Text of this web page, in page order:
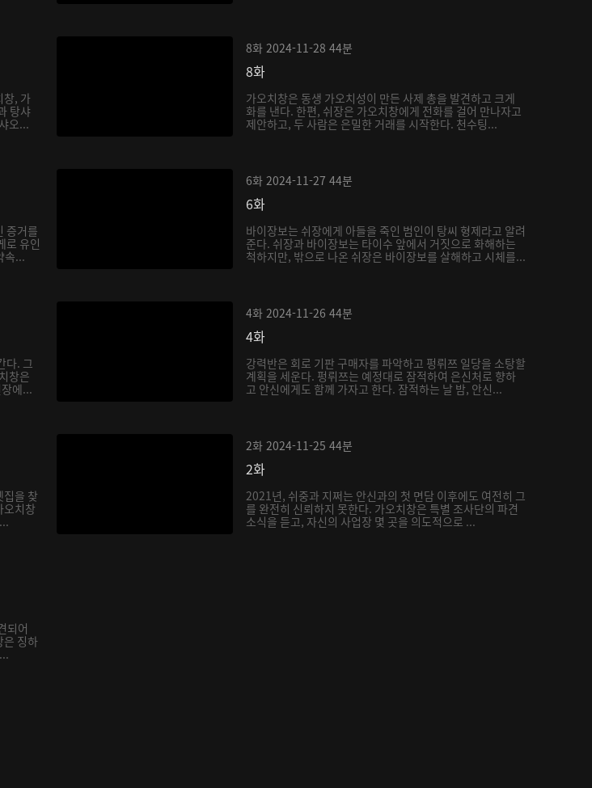
창, 가
탕샤
오...
8화 2024-11-28 44분
8화
가오치창은 동생 가오치성이 만든 사제 총을 발견하고 크게
화를 낸다. 한편, 쉬장은 가오치창에게 전화를 걸어 만나자고
제안하고, 두 사람은 은밀한 거래를 시작한다. 천수팅...
증거를
로 유인
속...
6화 2024-11-27 44분
6화
바이장보는 쉬장에게 아들을 죽인 범인이 탕씨 형제라고 알려
준다. 쉬장과 바이장보는 타이수 앞에서 거짓으로 화해하는
척하지만, 밖으로 나온 쉬장은 바이장보를 살해하고 시체를...
다. 그
창은
에...
4화 2024-11-26 44분
4화
강력반은 회로 기판 구매자를 파악하고 펑뤼쯔 일당을 소탕할
계획을 세운다. 펑뤼쯔는 예정대로 잠적하여 은신처로 향하
고 안신에게도 함께 가자고 한다. 잠적하는 날 밤, 안신...
집을 찾
오치창
2화 2024-11-25 44분
2화
2021년, 쉬중과 지쩌는 안신과의 첫 면담 이후에도 여전히 그
를 완전히 신뢰하지 못한다. 가오치창은 특별 조사단의 파견
소식을 듣고, 자신의 사업장 몇 곳을 의도적으로 ...
되어
은 징하